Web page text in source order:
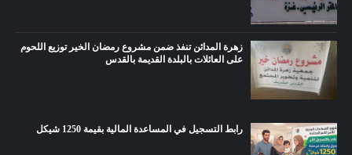
زهرة المدائن تنفذ ضمن مشروع رمضان الخير توزيع اللحوم
على العائلات بالبلدة القديمة بالقدس
رابط التسجيل في المساعدة المالية بقيمة 1250 شيكل